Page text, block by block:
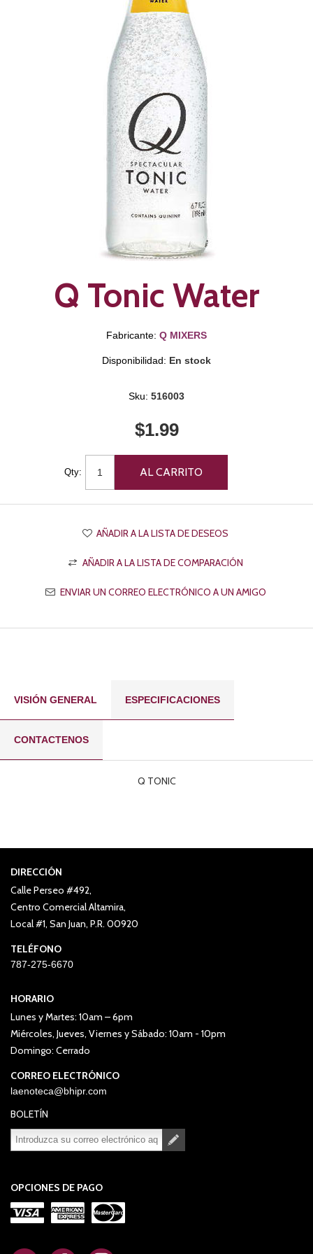
Q Tonic Water
Fabricante: Q MIXERS
Disponibilidad: En stock
Sku: 516003
$1.99
Qty:
VISIÓN GENERAL ESPECIFICACIONES
CONTACTENOS
Q TONIC
DIRECCIÓN
Calle Perseo #492,
Centro Comercial Altamira,
Local #1, San Juan, P.R. 00920
TELÉFONO
787-275-6670
HORARIO
Lunes y Martes: 10am – 6pm
Miércoles, Jueves, Viernes y Sábado: 10am - 10pm
Domingo: Cerrado
CORREO ELECTRÓNICO
laenoteca@bhipr.com
BOLETÍN
OPCIONES DE PAGO